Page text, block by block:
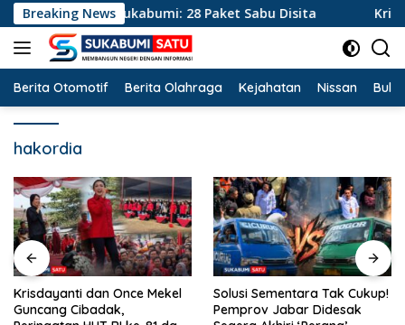
Langsung
ke
konten
Breaking News
Sukabumi: 28 Paket Sabu Disita Krisdayanti
Berita Otomotif Berita Olahraga Kejahatan Nissan
hakordia
Krisdayanti dan Once Mekel
Guncang Cibadak,
Solusi Sementara Tak Cukup!
Pemprov Jabar Didesak